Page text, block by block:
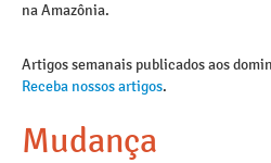
na Amazônia.
Artigos semanais publicados aos
Receba nossos artigos.
Mudança